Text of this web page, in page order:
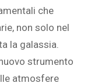
che
non solo nel
la galassia.
strumento
atmosfere